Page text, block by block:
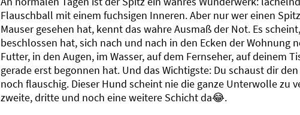
Flauschball mit einem fuchsigen Inneren. Aber nur wer einen
Mauser gesehen hat, kennt das wahre Ausmaß der Not. Es
beschlossen hat, sich nach und nach in den Ecken der Wohnung
Futter, in den Augen, im Wasser, auf dem Fernseher, auf deinem
gerade erst begonnen hat. Und das Wichtigste: Du schaust dir
noch flauschig. Dieser Hund scheint nie die ganze Unterwolle zu
zweite, dritte und noch eine weitere Schicht da😂.